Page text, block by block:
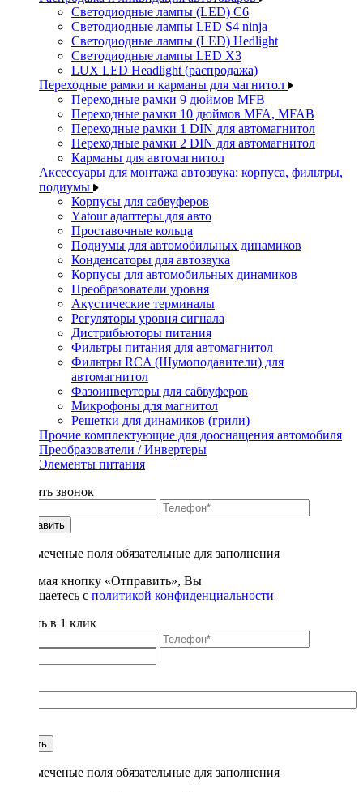
Светодиодные лампы (LED) C6
Светодиодные лампы LED S4 ninja
Светодиодные лампы (LED) Hedlight
Светодиодные лампы LED X3
LUX LED Headlight (распродажа)
Переходные рамки и карманы для магнитол
Переходные рамки 9 дюймов MFB
Переходные рамки 10 дюймов MFA, MFAB
Переходные рамки 1 DIN для автомагнитол
Переходные рамки 2 DIN для автомагнитол
Карманы для автомагнитол
Аксессуары для монтажа автозвука: корпуса, фильтры,
подиумы
Корпусы для сабвуферов
Yаtour адаптеры для авто
Проставочные кольца
Подиумы для автомобильных динамиков
Конденсаторы для автозвука
Корпусы для автомобильных динамиков
Преобразователи уровня
Акустические терминалы
Регуляторы уровня сигнала
Дистрибьюторы питания
Фильтры питания для автомагнитол
Фильтры RCA (Шумоподавители) для
автомагнитол
Фазоинверторы для сабвуферов
Микрофоны для магнитол
Решетки для динамиков (грили)
Прочие комплектующие для дооснащения автомобиля
Преобразователи / Инвертеры
Элементы питания
Заказать звонок
Отправить
* - отмеченые поля обязательные для заполнения
Нажимая кнопку «Отправить», Вы
соглашаетесь с политикой конфиденциальности
Купить в 1 клик
Купить
* - отмеченые поля обязательные для заполнения